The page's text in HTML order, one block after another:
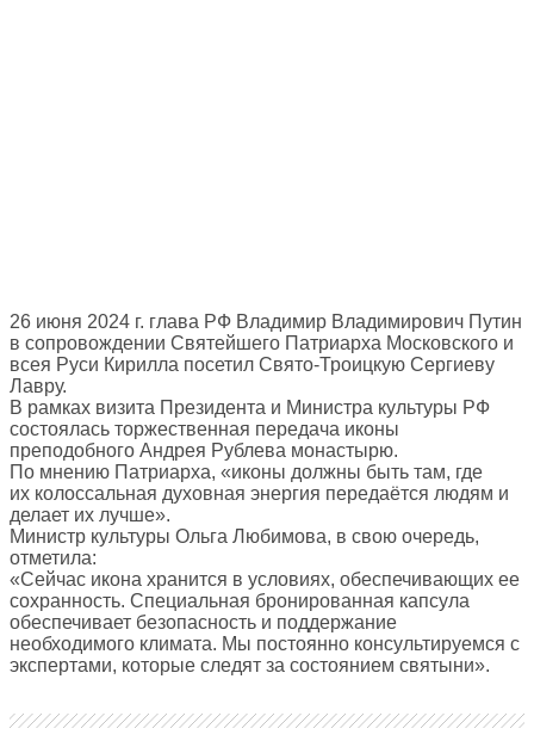
26 июня 2024 г. глава РФ Владимир Владимирович Путин
в сопровождении Святейшего Патриарха Московского и
всея Руси Кирилла посетил Свято-Троицкую Сергиеву
Лавру.
В рамках визита Президента и Министра культуры РФ
состоялась торжественная передача иконы
преподобного Андрея Рублева монастырю.
По мнению Патриарха, «иконы должны быть там, где
их колоссальная духовная энергия передаётся людям и
делает их лучше».
Министр культуры Ольга Любимова, в свою очередь,
отметила:
«Сейчас икона хранится в условиях, обеспечивающих ее
сохранность. Специальная бронированная капсула
обеспечивает безопасность и поддержание
необходимого климата. Мы постоянно консультируемся с
экспертами, которые следят за состоянием святыни».